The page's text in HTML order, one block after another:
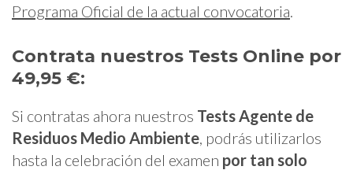
Programa Oficial de la actual convocatoria.
Contrata nuestros Tests Online por
49,95 €:
Si contratas ahora nuestros Tests Agente de
Residuos Medio Ambiente , podrás utilizarlos
hasta la celebración del examen por tan solo